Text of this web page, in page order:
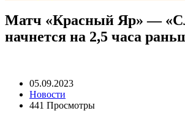
Матч «Красный Яр» —
начнется на 2,5 часа
05.09.2023
Новости
441 Просмотры